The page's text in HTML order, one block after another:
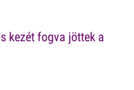
kezét fogva jöttek a